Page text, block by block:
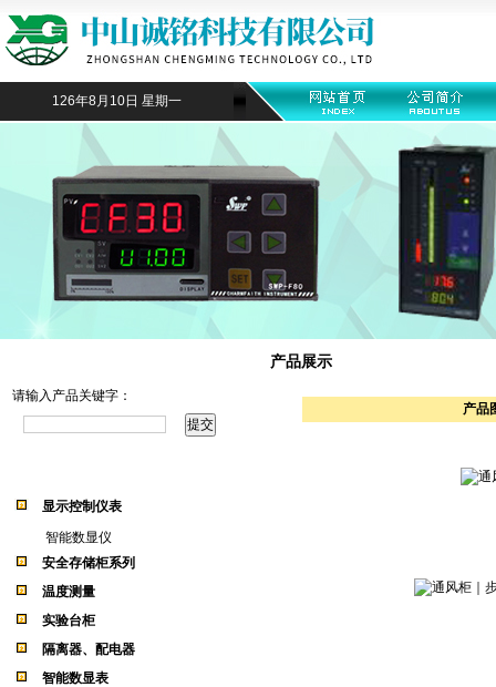
126年8月10日 星期一
请输入产品关键字：
显示控制仪表
智能数显仪
安全存储柜系列
温度测量
实验台柜
隔离器、配电器
智能数显表
产品展示
产品